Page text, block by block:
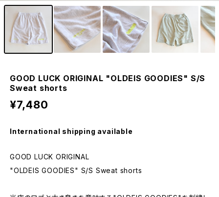
GOOD LUCK ORIGINAL "OLDEIS GOODIES" S/S
Sweat shorts
¥7,480
International shipping available
GOOD LUCK ORIGINAL
"OLDEIS GOODIES" S/S Sweat shorts